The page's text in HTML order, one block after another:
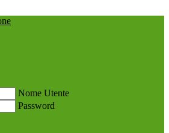
Nome Utente
Password